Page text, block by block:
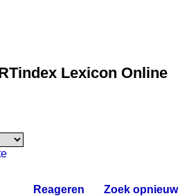
Lexicon Online
Reageren Zoek opnieuw.